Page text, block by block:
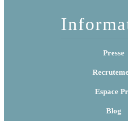
Presse
Espace
Blog